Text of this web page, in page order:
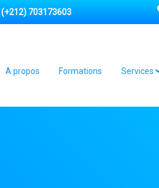
(+212) 703173603
A propos Formations Services